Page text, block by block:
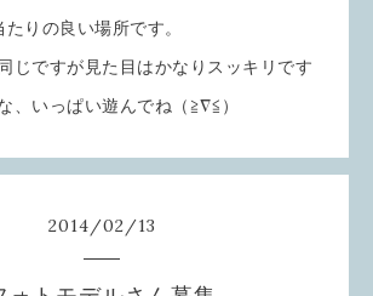
りの良い場所です。
じですが見た目はかなりスッキリです
、いっぱい遊んでね（≧∇≦）
2014 /02 /13